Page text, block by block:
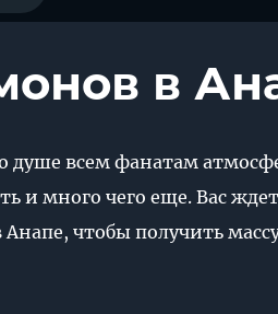
в
душе всем фанатам
и много чего еще. Вас
чтобы получить